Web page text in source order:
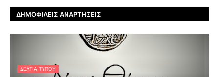
ΔΗΜΟΦΙΛΕΊΣ ΑΝΑΡΤΉΣΕΙΣ
ΔΕΛΤΊΑ ΤΎΠΟΥ